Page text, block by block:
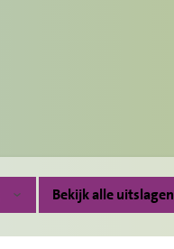
Bekijk alle uitslagen